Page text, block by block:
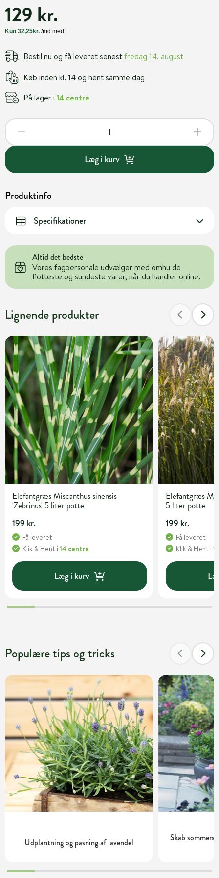
129 kr.
Bestil nu og få leveret senestfredag 14. august
Køb inden kl. 14 og hent samme dag
På lager i 14 centre
Læg i kurv
Produktinfo
Specifikationer
Altid det bedste
Vores fagpersonale udvælger med omhu de
flotteste og sundeste varer, når du handler online.
Lignende produkter
Elefantgræs Miscanthus sinensis
'Zebrinus' 5 liter potte
199 kr.
Få leveret
Klik & Hent i 14 centre
Læg i kurv
Elefantgræs
5 liter potte
199 kr.
Få leveret
Klik & Hent i
Populære tips og tricks
Udplantning og pasning af lavendel
Skab